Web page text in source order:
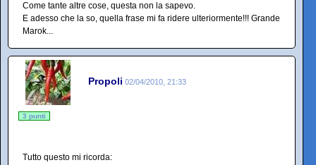
Come tante altre cose, questa non la sapevo.
E adesso che la so, quella frase mi fa ridere ulteriormente!!! Grande
Marok...
Propoli 02/04/2010, 21:33
3 punti
Tutto questo mi ricorda: